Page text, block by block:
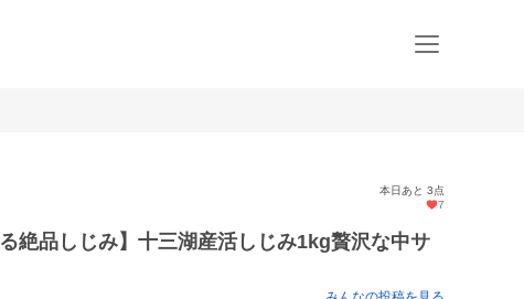
本日あと 3点
7
絶品しじみ】十三湖産活しじみ1kg贅沢な中サ